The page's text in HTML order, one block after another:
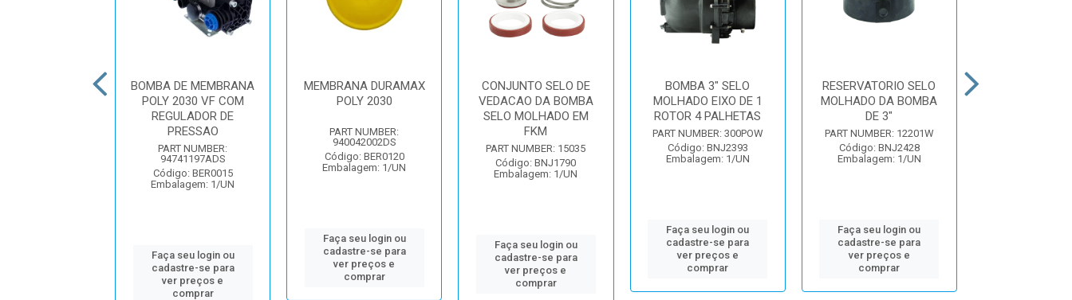
BOMBA DE MEMBRANA
POLY 2030 VF COM
REGULADOR DE
PRESSAO
PART NUMBER:
94741197ADS
Código: BER0015
Embalagem: 1/UN
Faça seu login ou
cadastre-se para
ver preços e
comprar
MEMBRANA DURAMAX
POLY 2030
PART NUMBER:
940042002DS
Código: BER0120
Embalagem: 1/UN
Faça seu login ou
cadastre-se para
ver preços e
comprar
CONJUNTO SELO DE
VEDACAO DA BOMBA
SELO MOLHADO EM
FKM
PART NUMBER: 15035
Código: BNJ1790
Embalagem: 1/UN
Faça seu login ou
cadastre-se para
ver preços e
comprar
BOMBA 3" SELO
MOLHADO EIXO DE 1
ROTOR 4 PALHETAS
PART NUMBER: 300POW
Código: BNJ2393
Embalagem: 1/UN
Faça seu login ou
cadastre-se para
ver preços e
comprar
RESERVATORIO SELO
MOLHADO DA BOMBA
DE 3"
PART NUMBER: 12201W
Código: BNJ2428
Embalagem: 1/UN
Faça seu login ou
cadastre-se para
ver preços e
comprar